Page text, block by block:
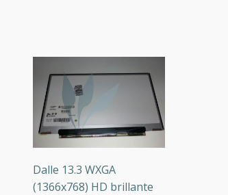
Dalle 13.3 WXGA
(1366x768) HD brillante